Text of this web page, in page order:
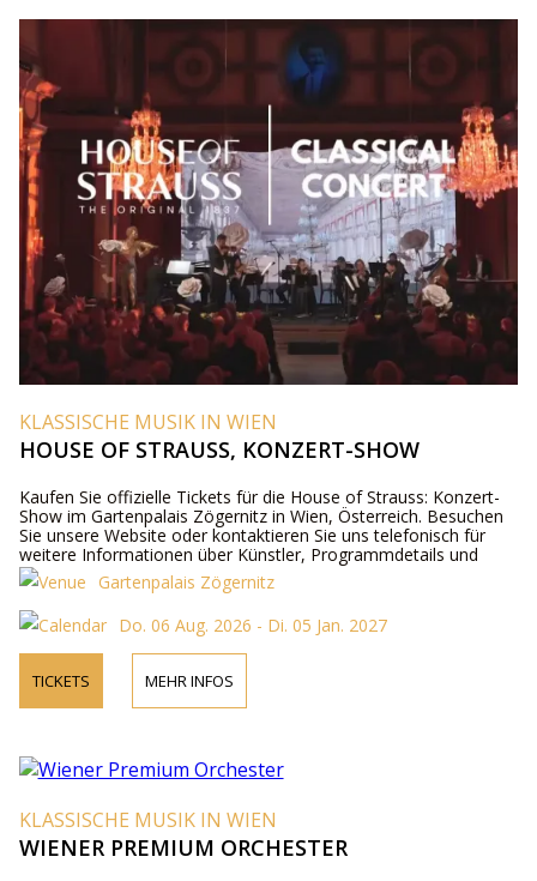
KLASSISCHE MUSIK IN WIEN
HOUSE OF STRAUSS, KONZERT-SHOW
Kaufen Sie offizielle Tickets für die House of Strauss: Konzert-
Show im Gartenpalais Zögernitz in Wien, Österreich. Besuchen
Sie unsere Website oder kontaktieren Sie uns telefonisch für
weitere Informationen über Künstler, Programmdetails und
Ticketpreise.Gartenpalais Zögernitz
Do. 06 Aug. 2026 - Di. 05 Jan. 2027
TICKETS MEHR INFOS
KLASSISCHE MUSIK IN WIEN
WIENER PREMIUM ORCHESTER